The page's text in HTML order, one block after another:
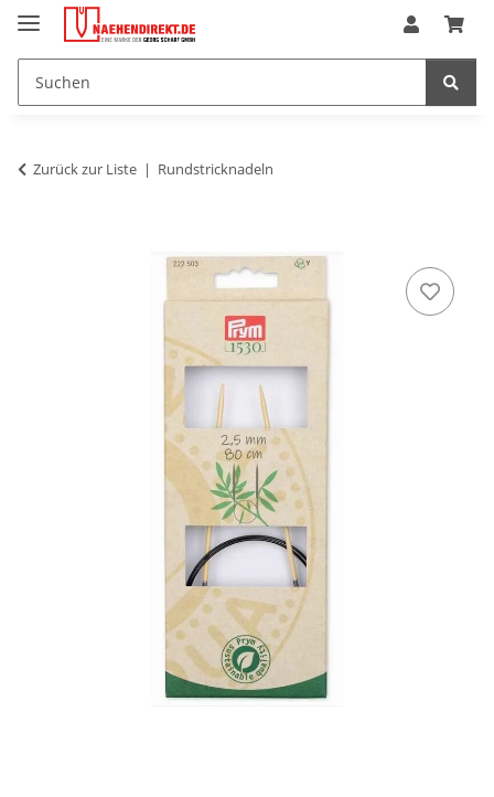
Zurück zur Liste Rundstricknadeln